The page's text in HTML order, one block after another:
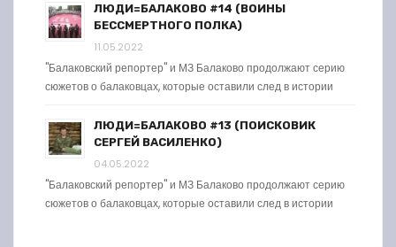
ЛЮДИ=БАЛАКОВО #14 (ВОИНЫ
БЕССМЕРТНОГО ПОЛКА)
11.05.2022
"Балаковский репортер" и МЗ Балаково продолжают серию
сюжетов о балаковцах, которые оставили след в истории
ЛЮДИ=БАЛАКОВО #13 (ПОИСКОВИК
СЕРГЕЙ ВАСИЛЕНКО)
04.05.2022
"Балаковский репортер" и МЗ Балаково продолжают серию
сюжетов о балаковцах, которые оставили след в истории